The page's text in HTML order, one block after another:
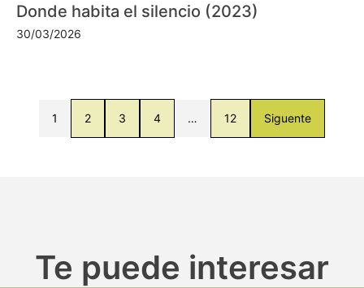
Donde habita el silencio (2023)
30/03/2026
1 2 3 4 … 12 Siguente
Te puede interesar